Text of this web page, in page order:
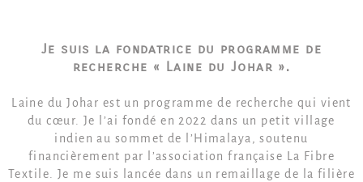
Je suis la fondatrice du programme de
recherche « Laine du Johar ».
Laine du Johar est un programme de recherche qui vient
du cœur. Je l’ai fondé en 2022 dans un petit village
indien au sommet de l’Himalaya, soutenu
financièrement par l’association française La Fibre
Textile. Je me suis lancée dans un remaillage de la filière